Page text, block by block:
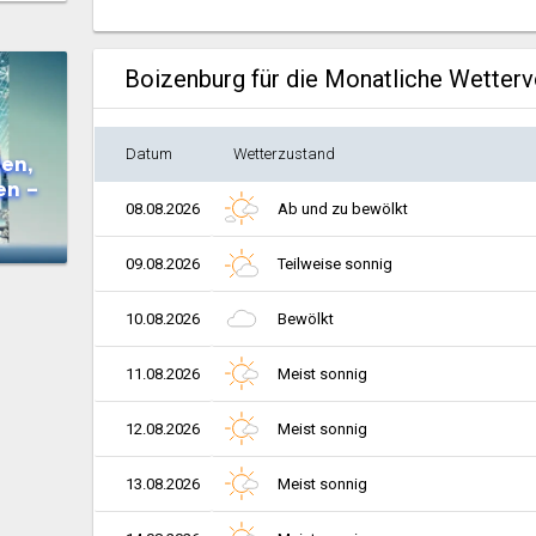
–
Boizenburg für die Monatliche
Datum Wetterzustand
08.08.2026 Ab und zu bewölkt
09.08.2026 Teilweise sonnig
10.08.2026 Bewölkt
11.08.2026 Meist sonnig
12.08.2026 Meist sonnig
13.08.2026 Meist sonnig